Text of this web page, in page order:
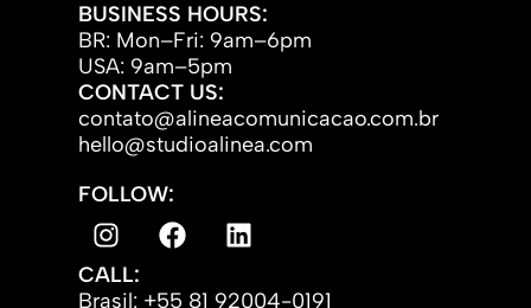
BUSINESS HOURS:
BR: Mon–Fri: 9am–6pm
USA: 9am–5pm
CONTACT US:
contato@alineacomunicacao.com.br
hello@studioalinea.com
FOLLOW:
CALL:
Brasil: +55 81 92004-0191